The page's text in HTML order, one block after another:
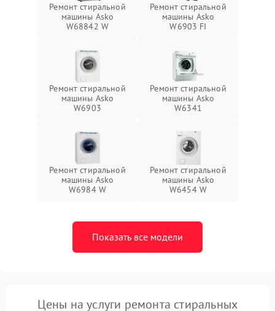
Ремонт стиральной
машины Asko
W68842 W
Ремонт стиральной
машины Asko
W6903 FI
Ремонт стиральной
машины Asko
W6903
Ремонт стиральной
машины Asko
W6341
Ремонт стиральной
машины Asko
W6984 W
Ремонт стиральной
машины Asko
W6454 W
Показать все модели
Цены на услуги ремонта стиральных